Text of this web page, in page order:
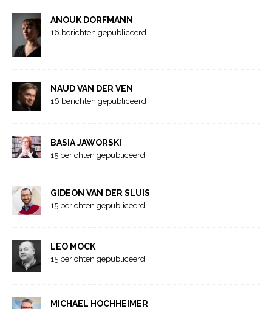
ANOUK DORFMANN
16 berichten gepubliceerd
NAUD VAN DER VEN
16 berichten gepubliceerd
BASIA JAWORSKI
15 berichten gepubliceerd
GIDEON VAN DER SLUIS
15 berichten gepubliceerd
LEO MOCK
15 berichten gepubliceerd
MICHAEL HOCHHEIMER